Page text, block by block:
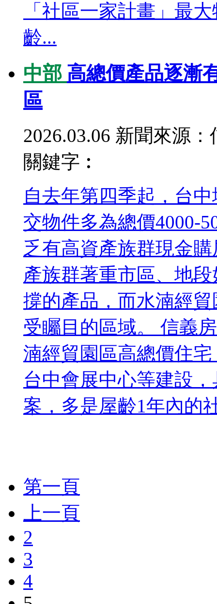
「社區一家計畫」最
齡...
中部 高總價產品逐漸
區
2026.03.06 新聞來源：
關鍵字︰
自去年第四季起，台
交物件多為總價4000-
乏有高資產族群現金
產族群著重市區、地
撐的產品，而水湳經
受矚目的區域。 信義
湳經貿園區高總價住
台中會展中心等建設
案，多是屋齡1年內的
第一頁
上一頁
2
3
4